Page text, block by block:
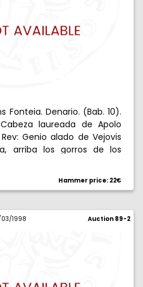
Fonteia. Denario. (Bab. 10).
laureada de Apolo
Genio alado de Vejovis
arriba los gorros de los
Hammer price: 22€
1998 Auction 89-2